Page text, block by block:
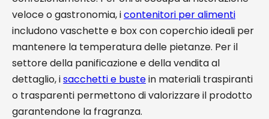
veloce o gastronomia, icontenitori per alimenti
includono vaschette e box con coperchio ideali per
mantenere la temperatura delle pietanze. Per il
settore della panificazione e della vendita al
dettaglio, isacchetti e bustein materiali traspiranti
o trasparenti permettono di valorizzare il prodotto
garantendone la fragranza.